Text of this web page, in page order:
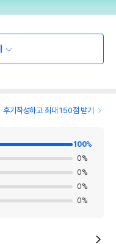
후기작성하고 최대 150점 받기
100%
0%
0%
0%
0%